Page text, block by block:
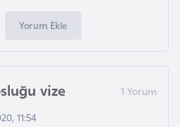
Yorum Ekle
vize
11:54